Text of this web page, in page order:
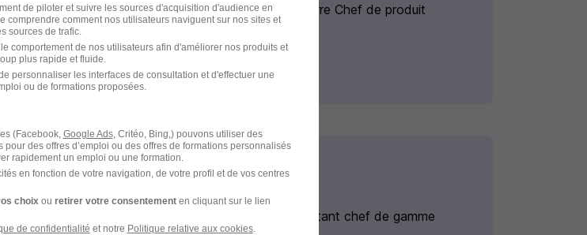
Chef de produit
Intérim Auxerre Chef de produit
de produit technique
Intérim Assistant chef de gamme
de piloter et suivre les sources d'acquisition d'audience en
comprendre comment nos utilisateurs naviguent sur nos sites et
sources de trafic.
comportement de nos utilisateurs afin d'améliorer nos produits et
plus rapide et fluide.
personnaliser les interfaces de consultation et d'effectuer une
ou de formations proposées.
(Facebook, Google Ads, Critéo, Bing,) pouvons utiliser des
des offres d’emploi ou des offres de formations personnalisés
rapidement un emploi ou une formation.
en fonction de votre navigation, de votre profil et de vos centres
choixou retirer votre consentementen cliquant sur le lien
de confidentialité et notre Politique relative aux cookies.